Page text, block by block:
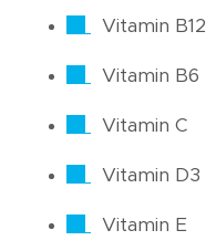
Vitamin B12
Vitamin B6
Vitamin C
Vitamin D3
Vitamin E